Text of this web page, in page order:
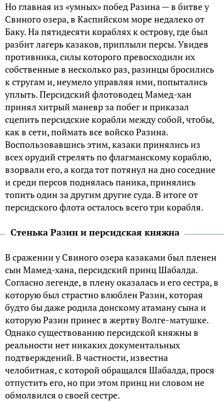
Но главная из «умных» побед Разина — в битве у
Свиного озера, в Каспийском море недалеко от
Баку. На пятидесяти кораблях к острову, где был
разбит лагерь казаков, приплыли персы. Увидев
противника, силы которого превосходили их
собственные в несколько раз, разинцы бросились
к стругам и, неумело управляя ими, попытались
уплыть. Персидский флотоводец Мамед-хан
принял хитрый маневр за побег и приказал
сцепить персидские корабли между собой, чтобы,
как в сети, поймать все войско Разина.
Воспользовавшись этим, казаки принялись из
всех орудий стрелять по флагманскому кораблю,
взорвали его, а когда тот потянул на дно соседние
и среди персов поднялась паника, принялись
топить один за другим другие суда. В итоге от
персидского флота осталось всего три корабля.
Стенька Разин и персидская княжна
В сражении у Свиного озера казаками был пленен
сын Мамед-хана, персидский принц Шабалда.
Согласно легенде, в плену оказалась и его сестра, в
которую был страстно влюблен Разин, которая
будто бы даже родила донскому атаману сына и
которую Разин принес в жертву Волге-матушке.
Однако существованию персидской княжны в
реальности нет никаких документальных
подтверждений. В частности, известна
челобитная, с которой обращался Шабалда, прося
отпустить его, но при этом принц ни словом не
обмолвился о своей сестре.